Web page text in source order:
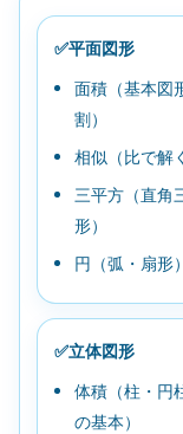
✅平面図形
面積（基本図
割）
相似（比で解
三平方（直角
形）
円（弧・扇形）
✅立体図形
体積（柱・円
の基本）